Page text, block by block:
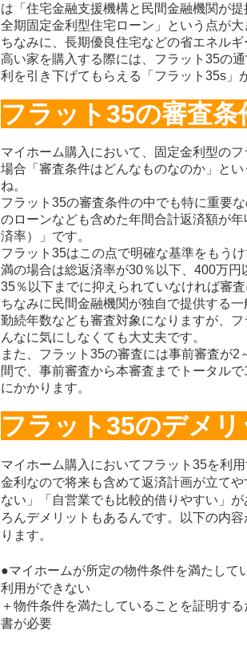
は「住宅金融支援機構と民間金融機関が
全期固定金利型住宅ローン」という点が大
ちなみに、長期優良住宅などの省エネル
高い家を購入する際には、フラット35の
利を引き下げてもらえる「フラット35s」
フラット35の審査条
マイホーム購入において、固定金利型の
場合「審査条件はどんなものなのか」と
ね。
フラット35の審査条件の中でも特に重要
のローンなども含めた年間合計返済額が
済率）」です。
フラット35はこの点で明確な基準をもう
満の場合は総返済率が30％以下、400万円
35％以下までに抑えられていなければ審査
ちなみに民間金融機関が独自で提供する
勤続年数なども審査対象になりますが、
んなに気にしなくても大丈夫です。
また、フラット35の審査には事前審査が2
間で、事前審査から本審査までトータル
にかかります。
フラット35のデメリ
マイホーム購入においてフラット35を利
金利なので将来も含めて返済計画が立て
ない」「自営業でも比較的借りやすい」
ろんデメリットもあるんです。以下の内
ります。
●マイホームが所定の物件条件を満たして
利用ができない
＋物件条件を満たしていることを証明す
書が必要